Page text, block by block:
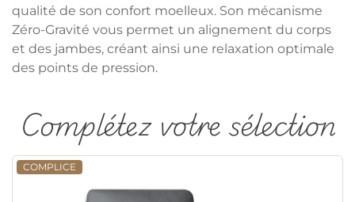
qualité de son confort moelleux. Son mécanisme
Zéro-Gravité vous permet un alignement du corps
et des jambes, créant ainsi une relaxation optimale
des points de pression.
Complétez votre sélection
COMPLICE